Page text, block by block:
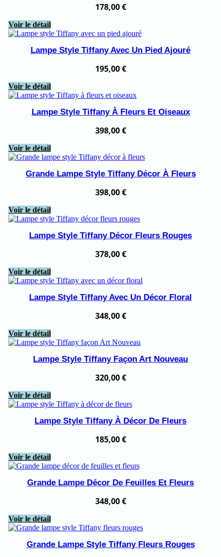
178,00€
Voir le détail
Lampe Style Tiffany Avec Un Pied Ajouré
195,00€
Voir le détail
Lampe Style Tiffany À Fleurs Et Oiseaux
398,00€
Voir le détail
Grande Lampe Style Tiffany Décor À Fleurs
398,00€
Voir le détail
Lampe Style Tiffany Décor Fleurs Rouges
378,00€
Voir le détail
Lampe Style Tiffany Avec Un Décor Floral
348,00€
Voir le détail
Lampe Style Tiffany Façon Art Nouveau
320,00€
Voir le détail
Lampe Style Tiffany À Décor De Fleurs
185,00€
Voir le détail
Grande Lampe Décor De Feuilles Et Fleurs
348,00€
Voir le détail
Grande Lampe Style Tiffany Fleurs Rouges